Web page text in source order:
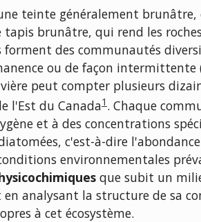
teinte généralement
brunâtre, qui rend les
des communautés
ou de façon intermittente
peut compter plusieurs
l'Est du Canada1 . Chaque
et à des concentrations
c'est-à-dire l'abondance
environnementales
que subit un
analysant la structure de sa
à cet écosystème.